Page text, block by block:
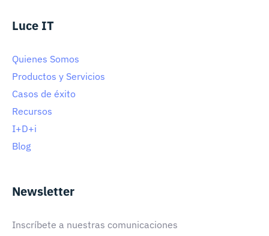
Luce IT
Quienes Somos
Productos y Servicios
Casos de éxito
Recursos
I+D+i
Blog
Newsletter
Inscríbete a nuestras comunicaciones